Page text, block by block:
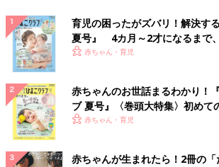
育児の困ったがズバリ！解決す
夏号』 4カ月～2才になるまで
いっぱい！
赤ちゃん・育児
赤ちゃんのお世話まるわかり！
ブ 夏号』〈巻頭大特集〉初めて
く！ おっぱい・ミルクの基本と
赤ちゃん・育児
赤ちゃんが生まれたら！2冊の「